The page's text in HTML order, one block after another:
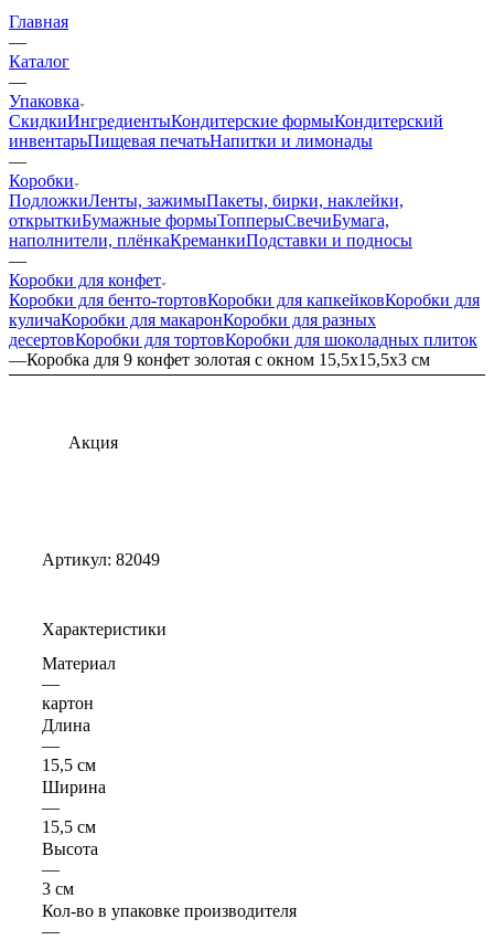
Главная
—
Каталог
—
Упаковка
СкидкиИнгредиентыКондитерские формыКондитерский
инвентарьПищевая печатьНапитки и лимонады
—
Коробки
ПодложкиЛенты, зажимыПакеты, бирки, наклейки,
открыткиБумажные формыТопперыСвечиБумага,
наполнители, плёнкаКреманкиПодставки и подносы
—
Коробки для конфет
Коробки для бенто-тортовКоробки для капкейковКоробки для
куличаКоробки для макаронКоробки для разных
десертовКоробки для тортовКоробки для шоколадных плиток
—Коробка для 9 конфет золотая с окном 15,5х15,5х3 см
Акция
Артикул: 82049
Характеристики
Материал
—
картон
Длина
—
15,5 см
Ширина
—
15,5 см
Высота
—
3 см
Кол-во в упаковке производителя
—